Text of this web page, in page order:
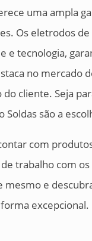
uma ampla
Os eletrodos
e tecnologia,
no mercado
cliente. Seja
são a
com
trabalho com
mesmo e
excepcional.